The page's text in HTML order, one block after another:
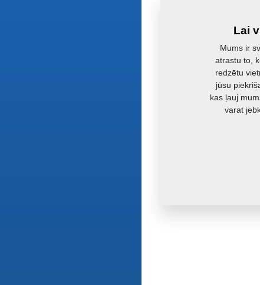
Lai
Mums ir
atrastu to,
redzētu
jūsu
kas ļauj
varat